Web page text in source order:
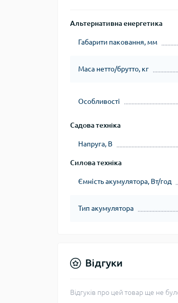
Альтернативна енергетика
Габарити паковання, мм
Маса нетто/брутто, кг
Особливості
Садова техніка
Напруга, В
Силова техніка
Ємність акумулятора, Вт/год
Тип акумулятора
Відгуки
Відгуків про цей товар ще не